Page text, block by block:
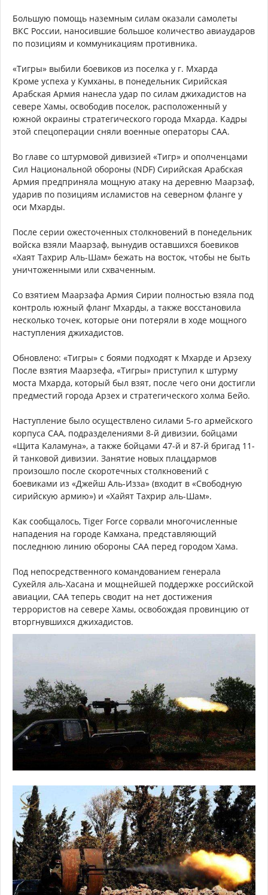
Большую помощь наземным силам оказали самолеты
ВКС России, наносившие большое количество авиаударов
по позициям и коммуникациям противника.
«Тигры» выбили боевиков из поселка у г. Мхарда
Кроме успеха у Кумханы, в понедельник Сирийская
Арабская Армия нанесла удар по силам джихадистов на
севере Хамы, освободив поселок, расположенный у
южной окраины стратегического города Мхарда. Кадры
этой спецоперации сняли военные операторы САА.
Во главе со штурмовой дивизией «Тигр» и ополченцами
Сил Национальной обороны (NDF) Сирийская Арабская
Армия предприняла мощную атаку на деревню Маарзаф,
ударив по позициям исламистов на северном фланге у
оси Мхарды.
После серии ожесточенных столкновений в понедельник
войска взяли Маарзаф, вынудив оставшихся боевиков
«Хаят Тахрир Аль-Шам» бежать на восток, чтобы не быть
уничтоженными или схваченным.
Со взятием Маарзафа Армия Сирии полностью взяла под
контроль южный фланг Мхарды, а также восстановила
несколько точек, которые они потеряли в ходе мощного
наступления джихадистов.
Обновлено: «Тигры» с боями подходят к Мхарде и Арзеху
После взятия Маарзефа, «Тигры» приступил к штурму
моста Мхарда, который был взят, после чего они достигли
предместий города Арзех и стратегического холма Бейо.
Наступление было осуществлено силами 5-го армейского
корпуса САА, подразделениями 8-й дивизии, бойцами
«Щита Каламуна», а также бойцами 47-й и 87-й бригад 11-
й танковой дивизии. Занятие новых плацдармов
произошло после скоротечных столкновений с
боевиками из «Джейш Аль-Изза» (входит в «Свободную
сирийскую армию») и «Хайят Тахрир аль-Шам».
Как сообщалось, Tiger Force сорвали многочисленные
нападения на городе Камхана, представляющий
последнюю линию обороны САА перед городом Хама.
Под непосредственного командованием генерала
Сухейля аль-Хасана и мощнейшей поддержке российской
авиации, САА теперь сводит на нет достижения
террористов на севере Хамы, освобождая провинцию от
вторгнувшихся джихадистов.